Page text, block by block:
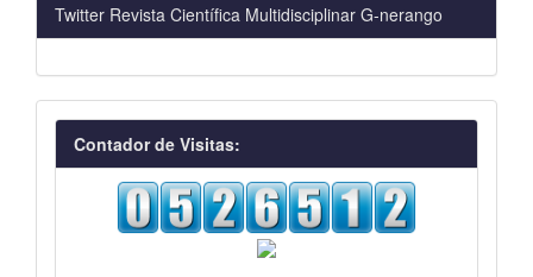
Twitter Revista Científica Multidisciplinar G-nerango
visitas
Contador de Visitas: